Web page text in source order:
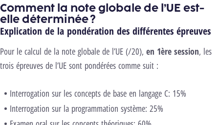
Comment la note globale de l’UE est-
elle déterminée ?
Explication de la pondération des différentes épreuves
Pour le calcul de la note globale de l’UE (/20), en 1ère session, les
trois épreuves de l’UE sont pondérées comme suit :
Interrogation sur les concepts de base en langage C: 15%
Interrogation sur la programmation système: 25%